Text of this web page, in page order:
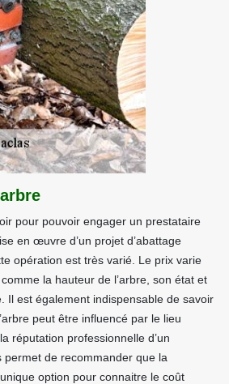
pour pouvoir engager un prestataire
en œuvre d’un projet d’abattage
opération est très varié. Le prix varie
la hauteur de l’arbre, son état et
Il est également indispensable de savoir
peut être influencé par le lieu
réputation professionnelle d’un
permet de recommander que la
option pour connaitre le coût